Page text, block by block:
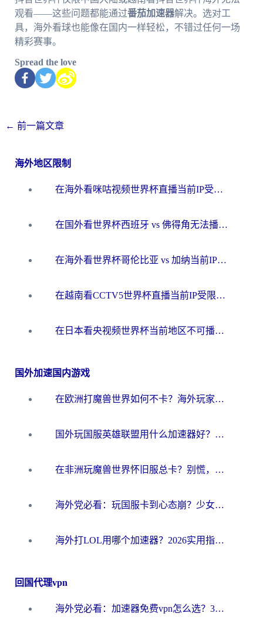
观看——这些问题都能通过番茄加速器解决。选对工
具，海外看球也能像在国内一样轻松，不错过任何一场
精彩赛事。
Spread the love
← 前一篇文章
海外地区限制
在海外看咪咕视频世界杯直播当前IP受限制？这篇指南帮你搞定所有体育赛事观看难题
在国外看世界杯西班牙 vs 佛得角无法播放？这篇指南帮你解锁所有中文体育直播
在海外看世界杯哥伦比亚 vs 加纳当前IP受限制？这篇指南帮你流畅看中文解说赛事
在越南看CCTV5世界杯直播当前IP受限制？海外党体育观赛终极指南来了
在日本看央视频世界杯当前地区不可播放？海外党体育观赛终极指南
国外加速国内游戏
在欧洲打魔兽世界如何不卡？海外玩家的国服游戏加速终极攻略
国外玩国服英雄联盟用什么加速器好？海外党亲测有效的国服游戏加速指南
在非洲玩魔兽世界怀旧服总卡？别慌，这份指南帮你丝滑开荒
海外党必看：玩国服卡到心态崩？少女前线云图计划加速器免费推荐+碧蓝航线足球世界流畅攻略
海外打LOL用哪个加速器？2026实用指南：从延迟到设备适配，一篇解决你的国服游戏痛点
回国代理vpn
海外党必看：加速器免费vpn怎么选？3步教你无缝访问国内资源